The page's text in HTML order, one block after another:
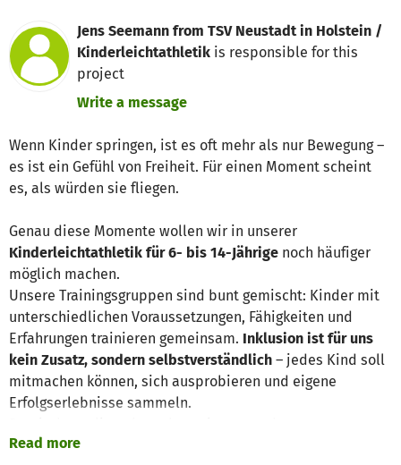
Jens Seemann from TSV Neustadt in Holstein /
Kinderleichtathletik is responsible for this
project
Write a message
Wenn Kinder springen, ist es oft mehr als nur Bewegung –
es ist ein Gefühl von Freiheit. Für einen Moment scheint
es, als würden sie fliegen.
Genau diese Momente wollen wir in unserer
Kinderleichtathletik für 6- bis 14-Jährige noch häufiger
möglich machen.
Unsere Trainingsgruppen sind bunt gemischt: Kinder mit
unterschiedlichen Voraussetzungen, Fähigkeiten und
Erfahrungen trainieren gemeinsam. Inklusion ist für uns
kein Zusatz, sondern selbstverständlich – jedes Kind soll
mitmachen können, sich ausprobieren und eigene
Erfolgserlebnisse sammeln.
Trainingsmaterial – besonders im Bereich
Read more